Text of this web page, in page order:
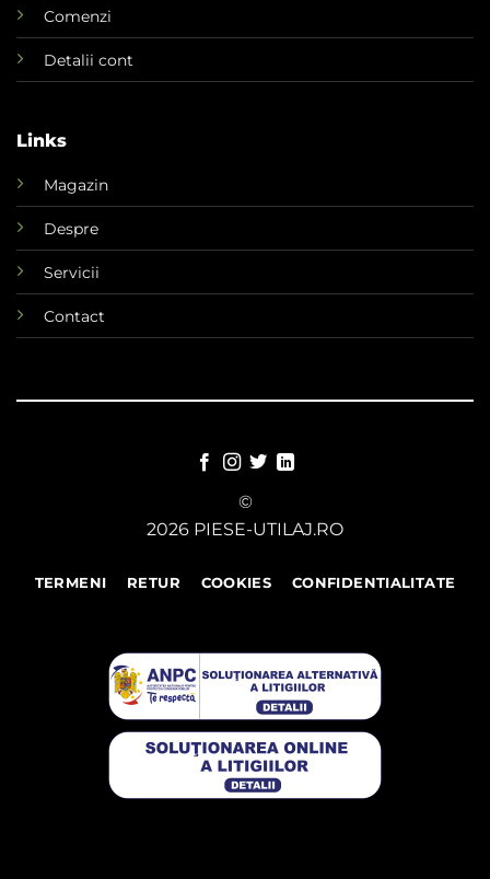
Comenzi
Detalii cont
Links
Magazin
Despre
Servicii
Contact
©
2026 PIESE-UTILAJ.RO
TERMENI RETUR COOKIES CONFIDENTIALITATE